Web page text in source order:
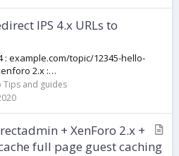
IPS 4.x URLs to
: example.com/topic/12345-hello-
2.x :
hello-world.12345/ for redirect all
pages , forum urls ...
Tips and guides
+ XenForo 2.x +
full page guest caching